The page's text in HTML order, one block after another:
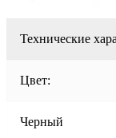
Технические
Цвет:
Черный